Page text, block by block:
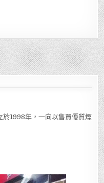
1998年，一向以售買優質煙